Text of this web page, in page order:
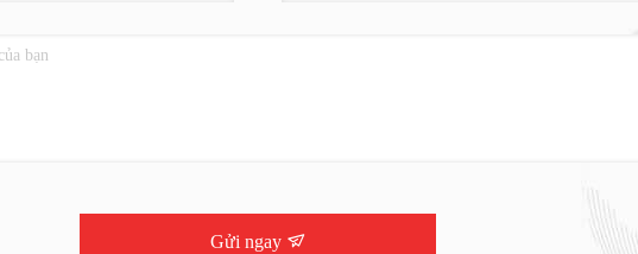
Gửi ngay